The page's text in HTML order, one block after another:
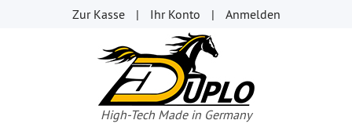
Zur Kasse Ihr Konto Anmelden
High-Tech Made in Germany